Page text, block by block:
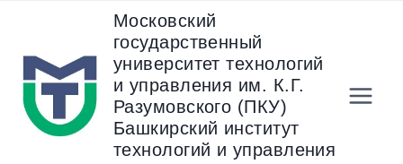
содержанию
Московский
государственный
университет технологий
и управления им. К.Г.
Разумовского (ПКУ)
Башкирский институт
технологий и управления